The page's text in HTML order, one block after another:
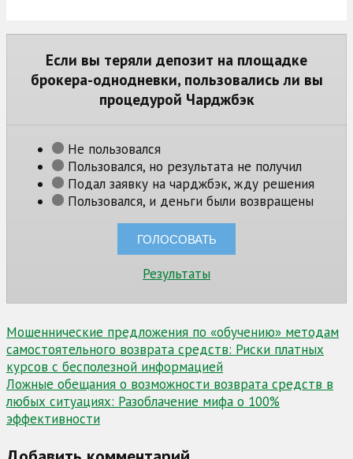
Если вы теряли депозит на площадке
брокера-однодневки, пользовались ли вы
процедурой Чарджбэк
Не пользовался
Пользовался, но результата не получил
Подал заявку на чарджбэк, жду решения
Пользовался, и деньги были возвращены
Результаты
Навигация
по
записям
Мошеннические предложения по «обучению» методам
самостоятельного возврата средств: Риски платных
курсов с бесполезной информацией
Ложные обещания о возможности возврата средств в
любых ситуациях: Разоблачение мифа о 100%
эффективности